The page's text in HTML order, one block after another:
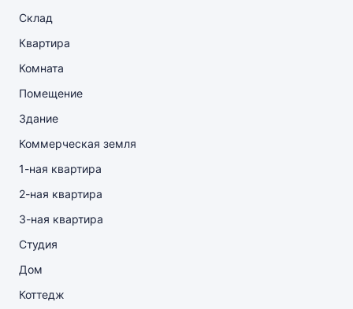
Склад
Квартира
Комната
Помещение
Здание
Коммерческая земля
1-ная квартира
2-ная квартира
3-ная квартира
Студия
Дом
Коттедж